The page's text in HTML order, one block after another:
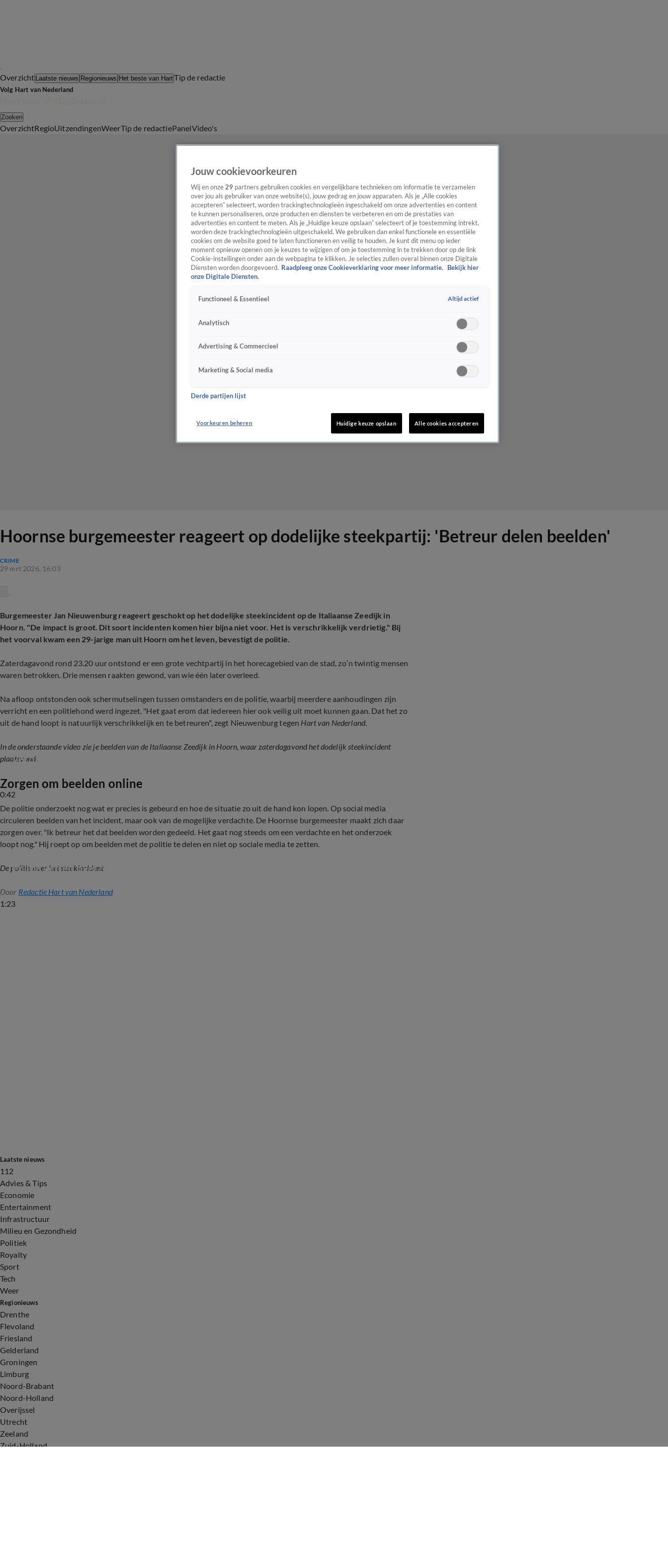
Overzicht Laatste nieuws Regionieuws Het beste van HartTip de redactie
Volg Hart van Nederland
Zoeken
OverzichtRegioUitzendingenWeerTip de redactiePanelVideo's
Hoornse burgemeester reageert op dodelijke steekpartij: 'Betreur delen beelden'
CRIME
29 mrt 2026, 16:03
Burgemeester Jan Nieuwenburg reageert geschokt op het dodelijke steekincident op de Italiaanse Zeedijk in
Hoorn. "De impact is groot. Dit soort incidenten komen hier bijna niet voor. Het is verschrikkelijk verdrietig." Bij
het voorval kwam een 29-jarige man uit Hoorn om het leven, bevestigt de politie.
Zaterdagavond rond 23.20 uur ontstond er een grote vechtpartij in het horecagebied van de stad, zo’n twintig mensen
waren betrokken. Drie mensen raakten gewond, van wie één later overleed.
Na afloop ontstonden ook schermutselingen tussen omstanders en de politie, waarbij meerdere aanhoudingen zijn
verricht en een politiehond werd ingezet. "Het gaat erom dat iedereen hier ook veilig uit moet kunnen gaan. Dat het zo
uit de hand loopt is natuurlijk verschrikkelijk en te betreuren", zegt Nieuwenburg tegen Hart van Nederland.
In de onderstaande video zie je beelden van de Italiaanse Zeedijk in Hoorn, waar zaterdagavond het dodelijk steekincident
plaatsvond.
0:42
Vechtpartij loopt uit de hand: drie gewonden bij steekincident Hoorn
Zorgen om beelden online
De politie onderzoekt nog wat er precies is gebeurd en hoe de situatie zo uit de hand kon lopen. Op social media
circuleren beelden van het incident, maar ook van de mogelijke verdachte. De Hoornse burgemeester maakt zich daar
zorgen over. "Ik betreur het dat beelden worden gedeeld. Het gaat nog steeds om een verdachte en het onderzoek
loopt nog." Hij roept op om beelden met de politie te delen en niet op sociale media te zetten.
De politie over het steekincident:
1:23
Politie vertelt over fatale steekpartij Hoorn
Door Redactie Hart van Nederland
Laatste nieuws
112
Advies & Tips
Economie
Entertainment
Infrastructuur
Milieu en Gezondheid
Politiek
Royalty
Sport
Tech
Weer
Regionieuws
Drenthe
Flevoland
Friesland
Gelderland
Groningen
Limburg
Noord-Brabant
Noord-Holland
Overijssel
Utrecht
Zeeland
Zuid-Holland
Jouw cookievoorkeuren
Wij en onze 29 partners gebruiken cookies en vergelijkbare technieken om informatie te verzamelen
over jou als gebruiker van onze website(s), jouw gedrag en jouw apparaten. Als je „Alle cookies
accepteren” selecteert, worden trackingtechnologieën ingeschakeld om onze advertenties en content
te kunnen personaliseren, onze producten en diensten te verbeteren en om de prestaties van
advertenties en content te meten. Als je „Huidige keuze opslaan” selecteert of je toestemming intrekt,
worden deze trackingtechnologieën uitgeschakeld. We gebruiken dan enkel functionele en essentiële
cookies om de website goed te laten functioneren en veilig te houden. Je kunt dit menu op ieder
moment opnieuw openen om je keuzes te wijzigen of om je toestemming in te trekken door op de link
Cookie-instellingen onder aan de webpagina te klikken. Je selecties zullen overal binnen onze Digitale
Diensten worden doorgevoerd. Raadpleeg onze Cookieverklaring voor meer informatie.
Bekijk hier
onze Digitale Diensten.
Functioneel & Essentieel Altijd actief
Analytisch
Advertising & Commercieel
Marketing & Social media
Derde partijen lijst
Voorkeuren beheren Huidige keuze opslaan Alle cookies accepteren